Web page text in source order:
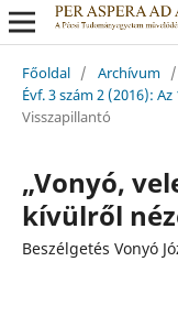
Főoldal / Archívum /
Évf. 3 szám 2 (2016):
Visszapillantó
„Vonyó,
kívülről
Beszélgetés Vonyó